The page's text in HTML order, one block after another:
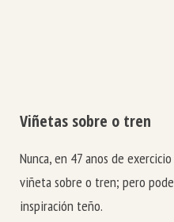
Viñetas sobre o tren
Nunca, en 47 anos de
viñeta sobre o tren; pero
inspiración teño.